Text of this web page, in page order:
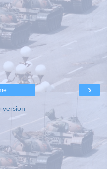
›
version